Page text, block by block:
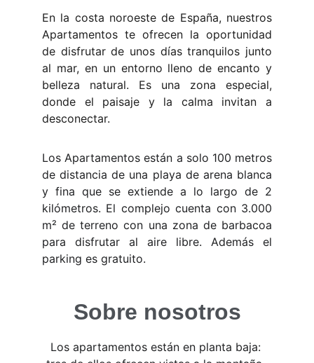
En la costa noroeste de España, nuestros
Apartamentos te ofrecen la oportunidad
de disfrutar de unos días tranquilos junto
al mar, en un entorno lleno de encanto y
belleza natural. Es una zona especial,
donde el paisaje y la calma invitan a
desconectar.
Los Apartamentos están a solo 100 metros
de distancia de una playa de arena blanca
y fina que se extiende a lo largo de 2
kilómetros. El complejo cuenta con 3.000
m² de terreno con una zona de barbacoa
para disfrutar al aire libre. Además el
parking es gratuito.
Sobre nosotros
Los apartamentos están en planta baja: